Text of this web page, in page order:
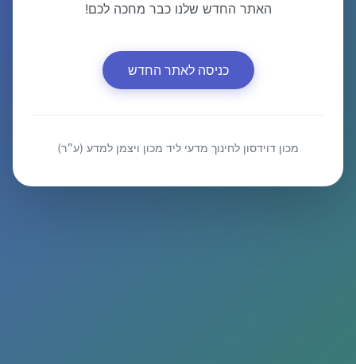
האתר החדש שלנו כבר מחכה לכם!
כניסה לאתר החדש
מכון דוידסון לחינוך מדעי ליד מכון ויצמן למדע (ע״ר)